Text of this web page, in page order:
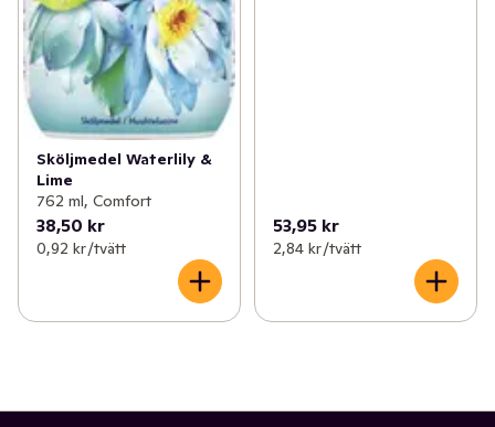
Sköljmedel Waterlily &
Lime
762 ml, Comfort
38,50 kr
0,92 kr /tvätt
53,95 kr
2,84 kr /tvätt